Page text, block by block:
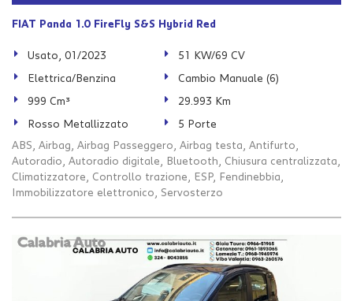
FIAT Panda 1.0 FireFly S&S Hybrid Red
Usato, 01/2023 51 KW/69 CV
Elettrica/Benzina Cambio Manuale (6)
999 Cm³ 29.993 Km
Rosso Metallizzato
5 Porte
ABS, Airbag, Airbag Passeggero, Airbag testa, Antifurto,
Autoradio, Autoradio digitale, Bluetooth, Chiusura centralizzata,
Climatizzatore, Controllo trazione, ESP, Fendinebbia,
Immobilizzatore elettronico, Servosterzo